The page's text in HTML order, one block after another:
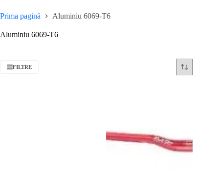
Prima pagină Aluminiu 6069-T6
Aluminiu 6069-T6
FILTRE